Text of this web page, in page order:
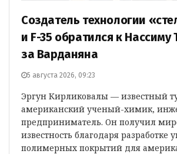
Создатель технологии
и F-35 обратился к Нассиму
за Варданяна
5 августа 2026, 09:23
Эргун Кирликовалы — известный
американский ученый-химик,
предприниматель. Он получил
известность благодаря разработке
полимерных покрытий для